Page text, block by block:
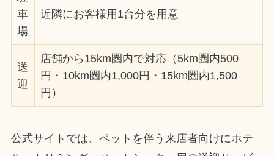
車
場
近隣にお客様用1台分を用意
送
迎
店舗から15km圏内で対応（5km圏内500
円・10km圏内1,000円・15km圏内1,500
円）
公式サイトでは、ペットを伴う来店者向けにホテ